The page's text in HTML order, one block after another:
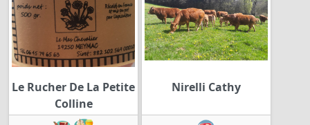
Le Rucher De La Petite
Colline
Nirelli Cathy